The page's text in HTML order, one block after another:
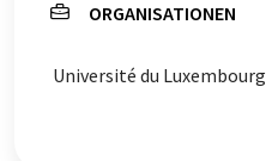
ORGANISATIONEN
Université du Luxembourg